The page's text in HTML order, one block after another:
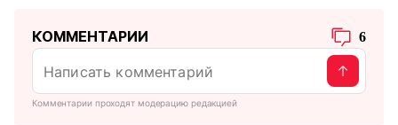
КОММЕНТАРИИ 6
Комментарии проходят модерацию редакцией